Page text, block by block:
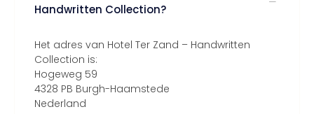
Handwritten Collection?
Het adres van Hotel Ter Zand – Handwritten
Collection is:
Hogeweg 59
4328 PB Burgh-Haamstede
Nederland